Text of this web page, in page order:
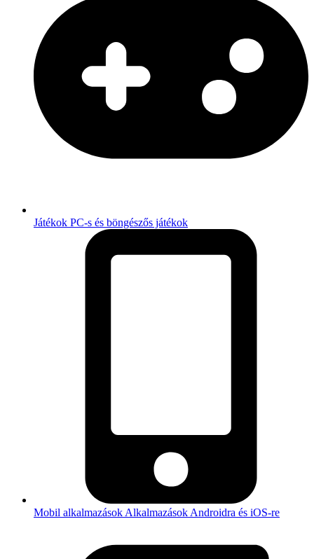
Játékok PC-s és böngészős játékok
Mobil alkalmazások Alkalmazások Androidra és iOS-re